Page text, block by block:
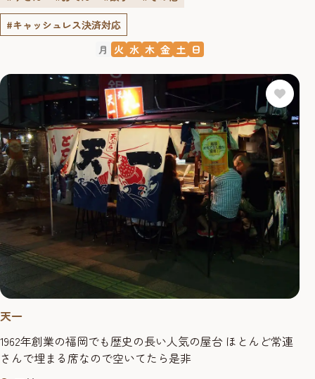
#キャッシュレス決済対応
月 火 水 木 金 土 日
天一
1962年創業の福岡でも歴史の長い人気の屋台 ほとんど常連
さんで埋まる席なので空いてたら是非